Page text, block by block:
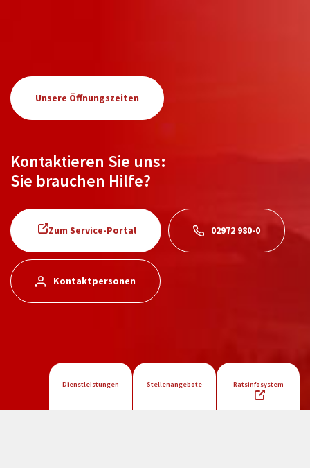
Unsere Öffnungszeiten
Kontaktieren Sie uns:
Sie brauchen Hilfe?
Zum Service-Portal 02972 980-0
Kontaktpersonen
Dienstleistungen Stellenangebote Ratsinfosystem